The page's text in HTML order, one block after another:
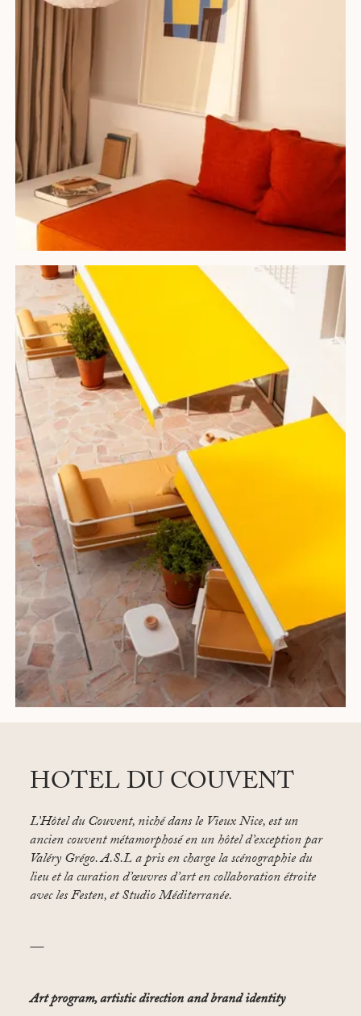
HOTEL DU COUVENT
L’Hôtel du Couvent, niché dans le Vieux Nice, est un
ancien couvent métamorphosé en un hôtel d’exception par
Valéry Grégo. A.S.L a pris en charge la scénographie du
lieu et la curation d’œuvres d’art en collaboration étroite
avec les Festen, et Studio Méditerranée.
—
Art program, artistic direction and brand identity